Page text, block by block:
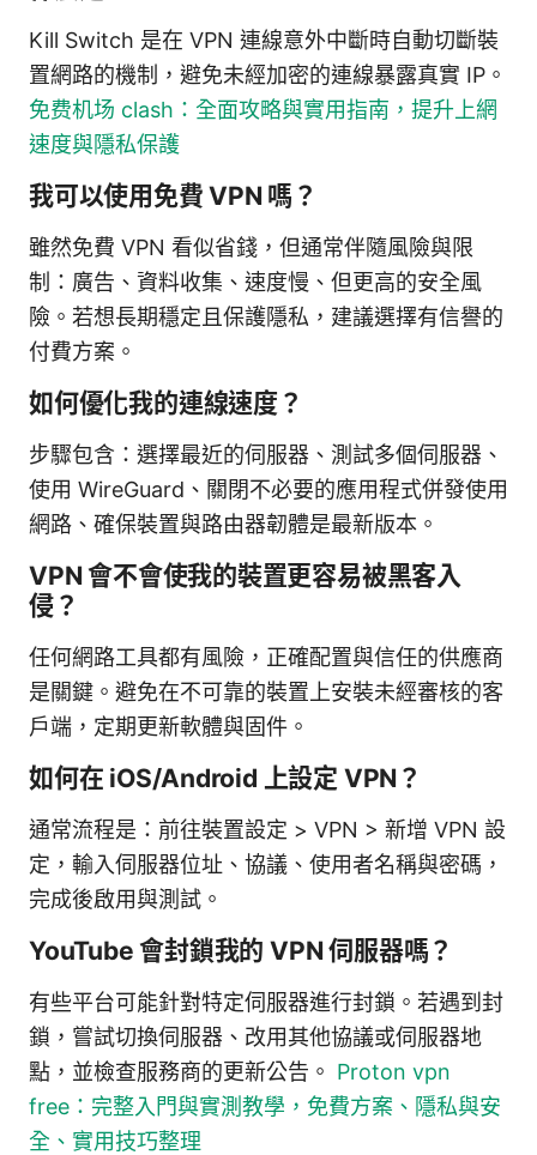
Kill Switch 是在 VPN 連線意外中斷時自動切斷裝
置網路的機制，避免未經加密的連線暴露真實 IP。
免费机场 clash：全面攻略與實用指南，提升上網
速度與隱私保護
我可以使用免費 VPN 嗎？
雖然免費 VPN 看似省錢，但通常伴隨風險與限
制：廣告、資料收集、速度慢、但更高的安全風
險。若想長期穩定且保護隱私，建議選擇有信譽的
付費方案。
如何優化我的連線速度？
步驟包含：選擇最近的伺服器、測試多個伺服器、
使用 WireGuard、關閉不必要的應用程式併發使用
網路、確保裝置與路由器韌體是最新版本。
VPN 會不會使我的裝置更容易被黑客入
侵？
任何網路工具都有風險，正確配置與信任的供應商
是關鍵。避免在不可靠的裝置上安裝未經審核的客
戶端，定期更新軟體與固件。
如何在 iOS/Android 上設定 VPN？
通常流程是：前往裝置設定 > VPN > 新增 VPN 設
定，輸入伺服器位址、協議、使用者名稱與密碼，
完成後啟用與測試。
YouTube 會封鎖我的 VPN 伺服器嗎？
有些平台可能針對特定伺服器進行封鎖。若遇到封
鎖，嘗試切換伺服器、改用其他協議或伺服器地
點，並檢查服務商的更新公告。 Proton vpn
free：完整入門與實測教學，免費方案、隱私與安
全、實用技巧整理